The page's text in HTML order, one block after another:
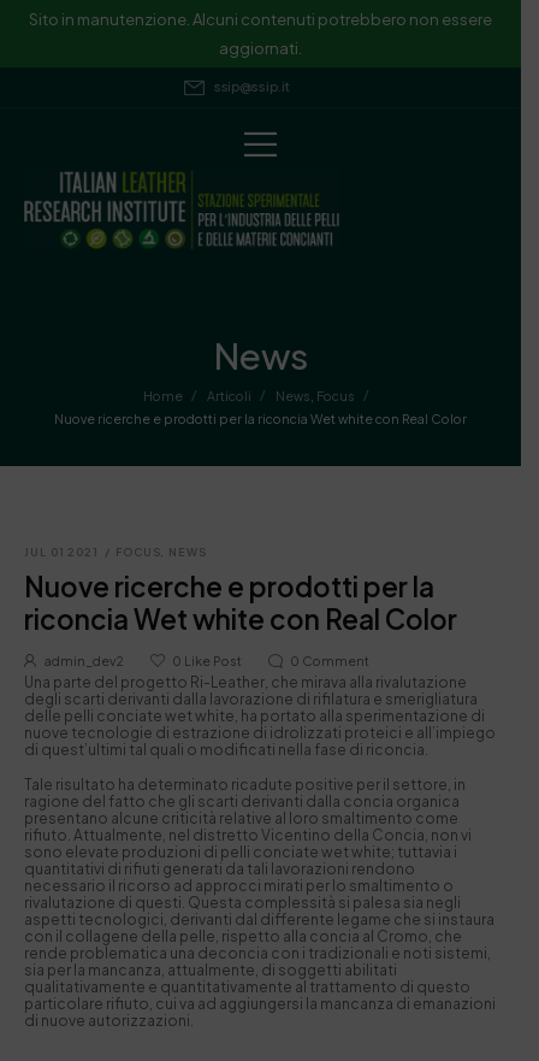
Sito in manutenzione. Alcuni contenuti potrebbero non essere
aggiornati.
ssip@ssip.it
News
Home / Articoli / News Focus
/
Nuove ricerche e prodotti per la riconcia Wet white con Real Color
JUL 01 2021 / FOCUS, NEWS
Nuove ricerche e prodotti per la
riconcia Wet white con Real Color
admin_dev2 0 Like Post 0 Comment
Una parte del progetto Ri-Leather, che mirava alla rivalutazione
degli scarti derivanti dalla lavorazione di rifilatura e smerigliatura
delle pelli conciate wet white, ha portato alla sperimentazione di
nuove tecnologie di estrazione di idrolizzati proteici e all’impiego
di quest’ultimi tal quali o modificati nella fase di riconcia.
Tale risultato ha determinato ricadute positive per il settore, in
ragione del fatto che gli scarti derivanti dalla concia organica
presentano alcune criticità relative al loro smaltimento come
rifiuto. Attualmente, nel distretto Vicentino della Concia, non vi
sono elevate produzioni di pelli conciate wet white; tuttavia i
quantitativi di rifiuti generati da tali lavorazioni rendono
necessario il ricorso ad approcci mirati per lo smaltimento o
rivalutazione di questi. Questa complessità si palesa sia negli
aspetti tecnologici, derivanti dal differente legame che si instaura
con il collagene della pelle, rispetto alla concia al Cromo, che
rende problematica una deconcia con i tradizionali e noti sistemi,
sia per la mancanza, attualmente, di soggetti abilitati
qualitativamente e quantitativamente al trattamento di questo
particolare rifiuto, cui va ad aggiungersi la mancanza di emanazioni
di nuove autorizzazioni.